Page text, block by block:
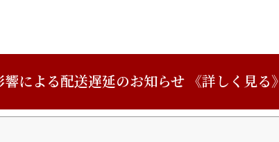
による配送遅延のお知らせ 《詳しく見る》